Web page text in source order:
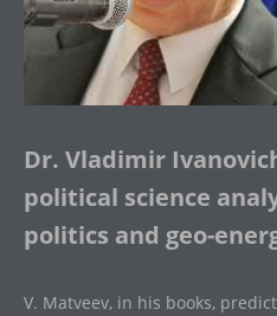
Dr. Vladimir
political science
politics and geo-
V. Matveev, in his books,